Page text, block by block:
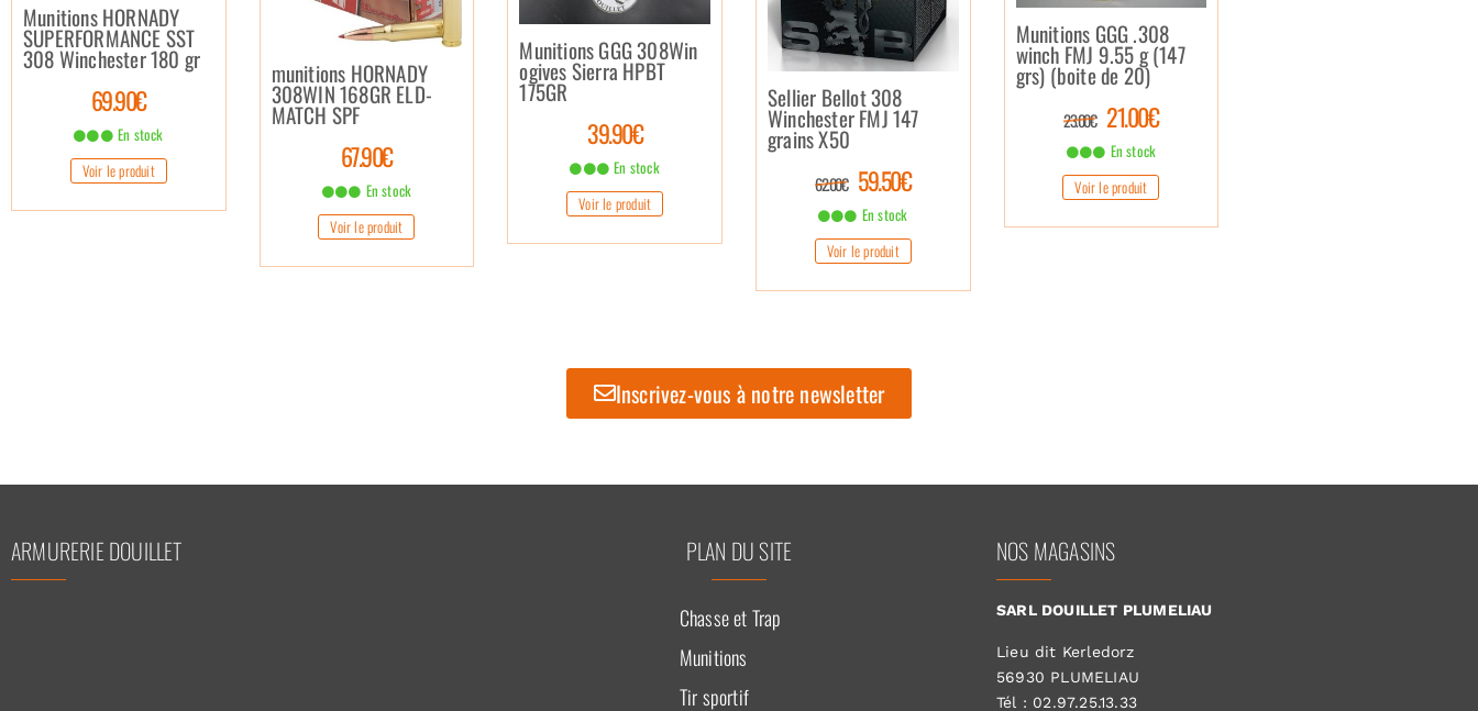
Munitions HORNADY
SUPERFORMANCE SST
308 Winchester 180 gr
69.90€
En stock
Voir le produit
munitions HORNADY
308WIN 168GR ELD-
MATCH SPF
67.90€
En stock
Voir le produit
Munitions GGG 308Win
ogives Sierra HPBT
175GR
39.90€
En stock
Voir le produit
Sellier Bellot 308
Winchester FMJ 147
grains X50
62.00€ 59.50€
En stock
Voir le produit
Munitions GGG .308
winch FMJ 9.55 g (147
grs) (boite de 20)
23.00€ 21.00€
En stock
Voir le produit
Inscrivez-vous à notre newsletter
ARMURERIE DOUILLET PLAN DU SITE
Chasse et Trap
Munitions
Tir sportif
NOS MAGASINS
SARL DOUILLET PLUMELIAU
Lieu dit Kerledorz
56930 PLUMELIAU
Tél : 02.97.25.13.33